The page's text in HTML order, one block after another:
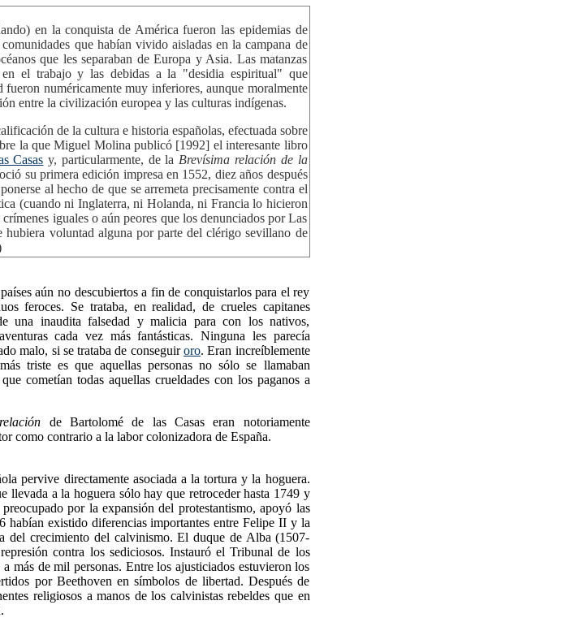
en la conquista de América fueron las epidemias de
que habían vivido aisladas en la campana de
que les separaban de Europa y Asia. Las matanzas
en el trabajo y las debidas a la "desidia espiritual" que
numéricamente muy inferiores, aunque moralmente
entre la civilización europea y las culturas indígenas.
de la cultura e historia españolas, efectuada sobre
la que Miguel Molina publicó [1992] el interesante libro
Casas y, particularmente, de la Brevísima relación de la
su primera edición impresa en 1552, diez años después
al hecho de que se arremeta precisamente contra el
(cuando ni Inglaterra, ni Holanda, ni Francia lo hicieron
iguales o aún peores que los denunciados por Las
hubiera voluntad alguna por parte del clérigo sevillano de
aún no descubiertos a fin de conquistarlos para el rey
feroces. Se trataba, en realidad, de crueles capitanes
una inaudita falsedad y malicia para con los nativos,
cada vez más fantásticas. Ninguna les parecía
malo, si se trataba de conseguiroro. Eran increíblemente
triste es que aquellas personas no sólo se llamaban
cometían todas aquellas crueldades con los paganos a
de Bartolomé de las Casas eran notoriamente
como contrario a la labor colonizadora de España.
pervive directamente asociada a la tortura y la hoguera.
llevada a la hoguera sólo hay que retroceder hasta 1749 y
por la expansión del protestantismo, apoyó las
habían existido diferencias importantes entre Felipe II y la
del crecimiento del calvinismo. El duque de Alba (1507-
contra los sediciosos. Instauró el Tribunal de los
más de mil personas. Entre los ajusticiados estuvieron los
por Beethoven en símbolos de libertad. Después de
religiosos a manos de los calvinistas rebeldes que en